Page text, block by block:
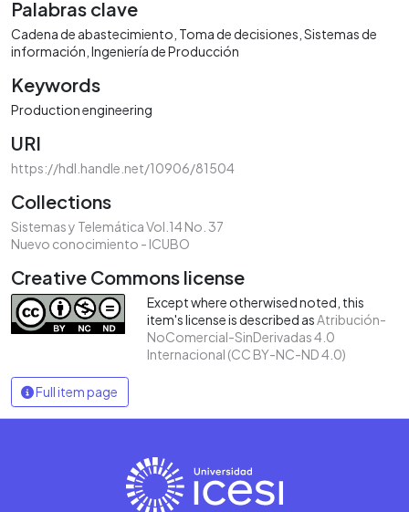
Palabras clave
Cadena de abastecimiento Toma de decisiones Sistemas de
información Ingeniería de Producción
Keywords
Production engineering
URI
https://hdl.handle.net/10906/81504
Collections
Sistemas y Telemática Vol.14 No. 37
Nuevo conocimiento - ICUBO
Creative Commons license
Except where otherwised noted, this
item's license is described asAtribución-
NoComercial-SinDerivadas 4.0
Internacional (CC BY-NC-ND 4.0)
Full item page